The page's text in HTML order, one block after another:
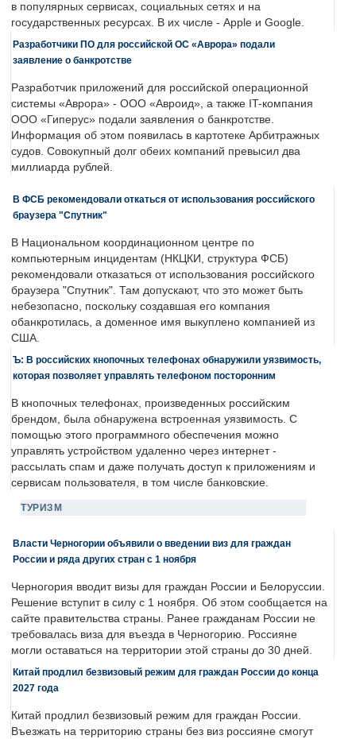
в популярных сервисах, социальных сетях и на
государственных ресурсах. В их числе - Apple и Google.
Разработчики ПО для российской ОС «Аврора» подали
заявление о банкротстве
Разработчик приложений для российской операционной
системы «Аврора» - ООО «Авроид», а также IT-компания
ООО «Гиперус» подали заявления о банкротстве.
Информация об этом появилась в картотеке Арбитражных
судов. Совокупный долг обеих компаний превысил два
миллиарда рублей.
В ФСБ рекомендовали откаться от использования российского
браузера "Спутник"
В Национальном координационном центре по
компьютерным инцидентам (НКЦКИ, структура ФСБ)
рекомендовали отказаться от использования российского
браузера "Спутник". Там допускают, что это может быть
небезопасно, поскольку создавшая его компания
обанкротилась, а доменное имя выкуплено компанией из
США.
Ъ: В российских кнопочных телефонах обнаружили уязвимость,
которая позволяет управлять телефоном посторонним
В кнопочных телефонах, произведенных российским
брендом, была обнаружена встроенная уязвимость. С
помощью этого программного обеспечения можно
управлять устройством удаленно через интернет -
рассылать спам и даже получать доступ к приложениям и
сервисам пользователя, в том числе банковские.
ТУРИЗМ
Власти Черногории объявили о введении виз для граждан
России и ряда других стран с 1 ноября
Черногория вводит визы для граждан России и Белоруссии.
Решение вступит в силу с 1 ноября. Об этом сообщается на
сайте правительства страны. Ранее гражданам России не
требовалась виза для въезда в Черногорию. Россияне
могли оставаться на территории этой страны до 30 дней.
Китай продлил безвизовый режим для граждан России до конца
2027 года
Китай продлил безвизовый режим для граждан России.
Въезжать на территорию страны без виз россияне смогут